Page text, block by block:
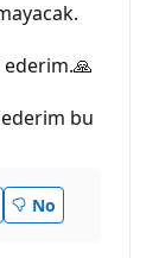
bu
No